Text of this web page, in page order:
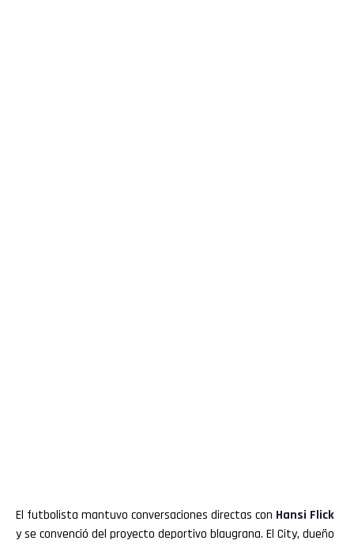
El futbolista mantuvo conversaciones directas con Hansi Flick
y se convenció del proyecto deportivo blaugrana. El City, dueño